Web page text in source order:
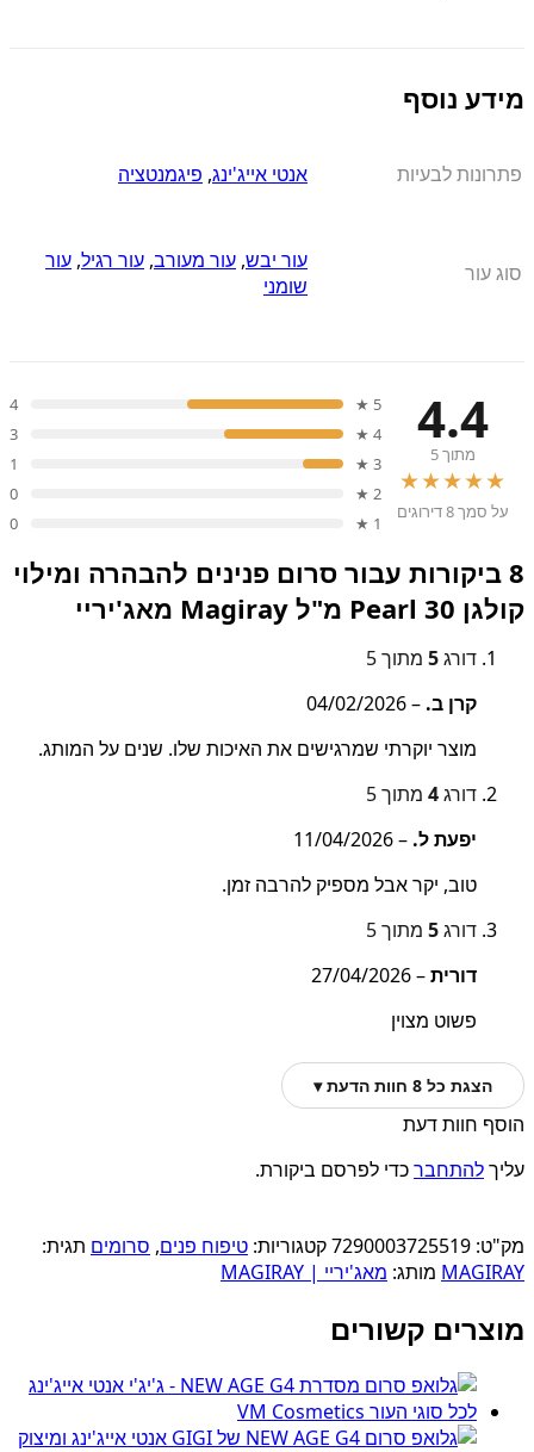
מידע נוסף
פתרונות לבעיות אנטי אייג'ינג, פיגמנטציה
סוג עור עור יבש, עור מעורב, עור רגיל, עור
שומני
4.4
מתוך 5
★★★★★
על סמך 8 דירוגים
5 ★
4
4 ★
3
3 ★
1
2 ★
0
1 ★
0
8 ביקורות עבור
סרום פנינים להבהרה ומילוי
קולגן Pearl 30 מ"ל Magiray מאג'יריי
דורג5 מתוך 5
קרן ב. –
04/02/2026
מוצר יוקרתי שמרגישים את האיכות שלו. שנים על המותג.
דורג4 מתוך 5
יפעת ל. –
11/04/2026
טוב, יקר אבל מספיק להרבה זמן.
דורג5 מתוך 5
דורית–
27/04/2026
פשוט מצוין
הצגת כל 8 חוות הדעת ▾
הוסף חוות דעת
עליךלהתחברכדי לפרסם ביקורת.
מק"ט: 7290003725519קטגוריות: טיפוח פנים, סרומים תגית:
MAGIRAY מותג: מאג'יריי | MAGIRAY
מוצרים קשורים